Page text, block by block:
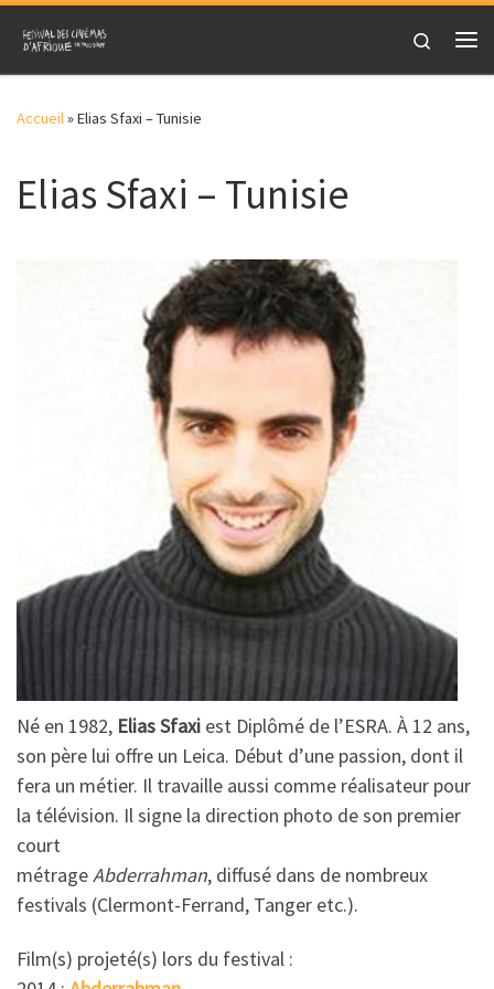
Skip to content
Search
Accueil»Elias Sfaxi – Tunisie
Elias Sfaxi – Tunisie
Né en 1982, Elias Sfaxi est Diplômé de l’ESRA. À 12 ans,
son père lui offre un Leica. Début d’une passion, dont il
fera un métier. Il travaille aussi comme réalisateur pour
la télévision. Il signe la direction photo de son premier
court
métrage Abderrahman, diffusé dans de nombreux
festivals (Clermont-Ferrand, Tanger etc.).
Film(s) projeté(s) lors du festival :